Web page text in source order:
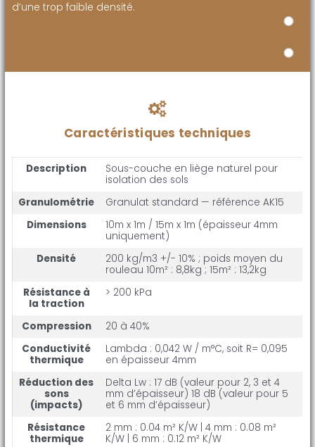
d’une trop faible densité.
Caractéristiques techniques
Description
Sous-couche en liège naturel pour
isolation des sols
Granulométrie
Granulat standard — référence AK15
Dimensions
10m x 1m / 15m x 1m (épaisseur 4mm
uniquement)
Densité
200 kg/m3 +/- 10% ; poids moyen du
rouleau 10m² : 8,8kg ; 15m² : 13,2kg
Résistance à
la traction
> 200 kPa
Compression
20 à 40%
Conductivité
thermique
Lambda : 0,042 W / m°C, soit R= 0,095
en épaisseur 4mm
Réduction des
sons
(impacts)
Delta Lw : 17 dB (valeur pour 2, 3 et 4
mm d’épaisseur) 18 dB (valeur pour 5
et 6 mm d’épaisseur)
Résistance
thermique
2 mm : 0.04 m² K/W | 4 mm : 0.08 m²
K/W | 6 mm : 0.12 m² K/W